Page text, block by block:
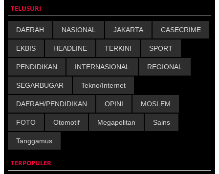
TELUSURI
DAERAH NASIONAL JAKARTA CASECRIME
EKBIS HEADLINE TERKINI SPORT
PENDIDIKAN INTERNASIONAL REGIONAL
SEGARBUGAR Tekno/Internet
DAERAH/PENDIDIKAN OPINI MOSLEM
FOTO Otomotif Megapolitan Sains
Tanggamus
TERPOPULER